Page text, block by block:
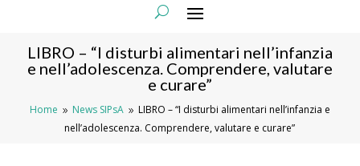
LIBRO – “I disturbi alimentari nell’infanzia
e nell’adolescenza. Comprendere, valutare
e curare”
Home 9 News SIPsA 9 LIBRO – “I disturbi alimentari nell’infanzia e
nell’adolescenza. Comprendere, valutare e curare”